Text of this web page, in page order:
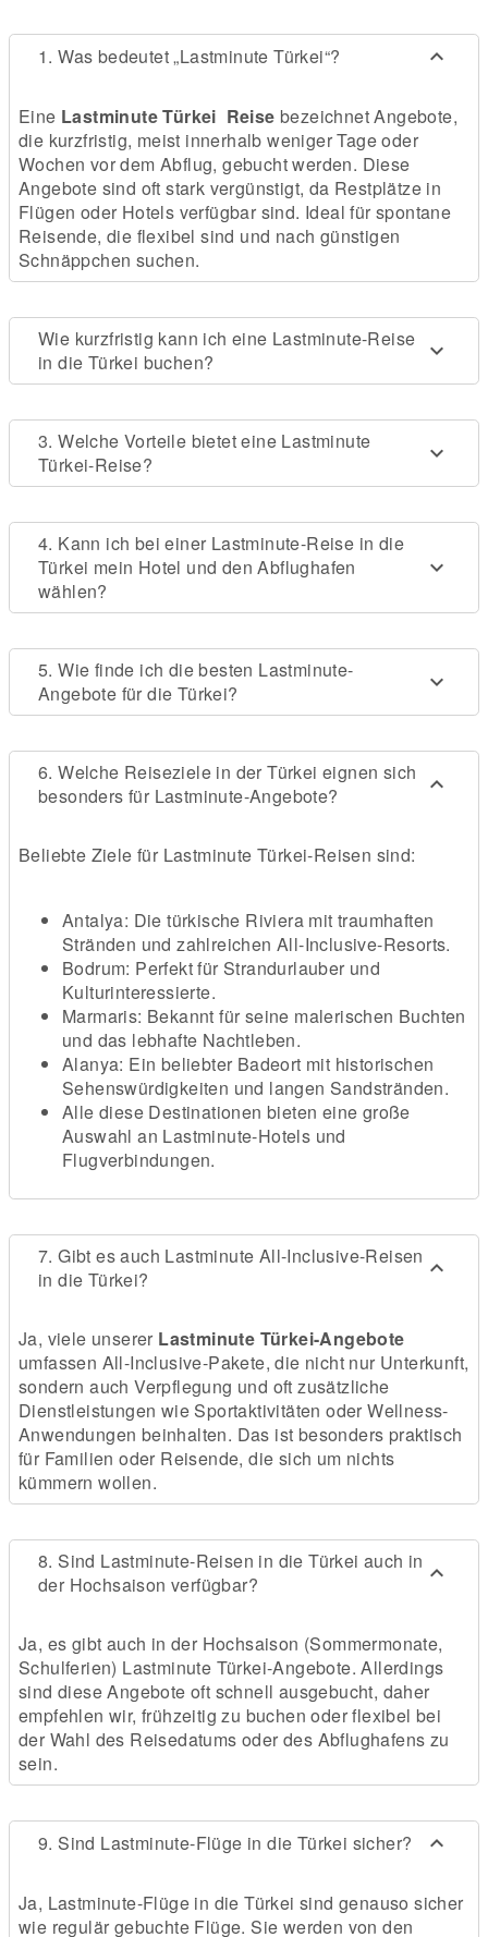
1. Was bedeutet „Lastminute Türkei“?
Eine Lastminute Türkei Reise bezeichnet Angebote,
die kurzfristig, meist innerhalb weniger Tage oder
Wochen vor dem Abflug, gebucht werden. Diese
Angebote sind oft stark vergünstigt, da Restplätze in
Flügen oder Hotels verfügbar sind. Ideal für spontane
Reisende, die flexibel sind und nach günstigen
Schnäppchen suchen.
Wie kurzfristig kann ich eine Lastminute-Reise
in die Türkei buchen?
3. Welche Vorteile bietet eine Lastminute
Türkei-Reise?
4. Kann ich bei einer Lastminute-Reise in die
Türkei mein Hotel und den Abflughafen
wählen?
5. Wie finde ich die besten Lastminute-
Angebote für die Türkei?
6. Welche Reiseziele in der Türkei eignen sich
besonders für Lastminute-Angebote?
Beliebte Ziele für Lastminute Türkei-Reisen sind:
Antalya: Die türkische Riviera mit traumhaften
Stränden und zahlreichen All-Inclusive-Resorts.
Bodrum: Perfekt für Strandurlauber und
Kulturinteressierte.
Marmaris: Bekannt für seine malerischen Buchten
und das lebhafte Nachtleben.
Alanya: Ein beliebter Badeort mit historischen
Sehenswürdigkeiten und langen Sandstränden.
Alle diese Destinationen bieten eine große
Auswahl an Lastminute-Hotels und
Flugverbindungen.
7. Gibt es auch Lastminute All-Inclusive-Reisen
in die Türkei?
Ja, viele unserer Lastminute Türkei-Angebote
umfassen All-Inclusive-Pakete, die nicht nur Unterkunft,
sondern auch Verpflegung und oft zusätzliche
Dienstleistungen wie Sportaktivitäten oder Wellness-
Anwendungen beinhalten. Das ist besonders praktisch
für Familien oder Reisende, die sich um nichts
kümmern wollen.
8. Sind Lastminute-Reisen in die Türkei auch in
der Hochsaison verfügbar?
Ja, es gibt auch in der Hochsaison (Sommermonate,
Schulferien) Lastminute Türkei-Angebote. Allerdings
sind diese Angebote oft schnell ausgebucht, daher
empfehlen wir, frühzeitig zu buchen oder flexibel bei
der Wahl des Reisedatums oder des Abflughafens zu
sein.
9. Sind Lastminute-Flüge in die Türkei sicher?
Ja, Lastminute-Flüge in die Türkei sind genauso sicher
wie regulär gebuchte Flüge. Sie werden von den